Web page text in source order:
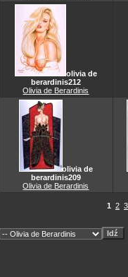
olivia de
berardinis212
Olivia de Berardinis
olivia de
berardinis209
Olivia de Berardinis
1 2 3